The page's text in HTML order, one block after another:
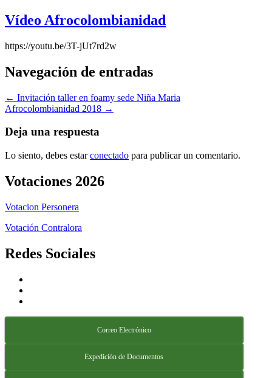
Vídeo Afrocolombianidad
https://youtu.be/3T-jUt7rd2w
Navegación de entradas
← Invitación taller en foamy sede Niña Maria
Afrocolombianidad 2018 →
Deja una respuesta
Lo siento, debes estarconectado para publicar un comentario.
Votaciones 2026
Votacion Personera
Votación Contralora
Redes Sociales
Correo Electrónico
Expedición de Documentos